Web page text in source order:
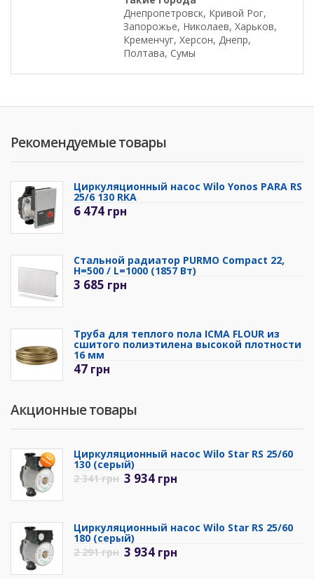
Днепропетровск, Кривой Рог,
Запорожье, Николаев, Харьков,
Кременчуг, Херсон, Днепр,
Полтава, Сумы
Рекомендуемые товары
Циркуляционный насос Wilo Yonos PARA RS
25/6 130 RKA
6 474 грн
Стальной радиатор PURMO Compact 22,
H=500 / L=1000 (1857 Вт)
3 685 грн
Труба для теплого пола ICMA FLOUR из
сшитого полиэтилена высокой плотности
16 мм
47 грн
Акционные товары
Циркуляционный насос Wilo Star RS 25/60
130 (серый)
2 341грн 3 934 грн
Циркуляционный насос Wilo Star RS 25/60
180 (серый)
2 291грн 3 934 грн